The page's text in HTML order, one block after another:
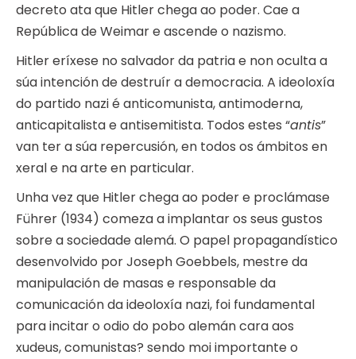
decreto ata que Hitler chega ao poder. Cae a
República de Weimar e ascende o nazismo.
Hitler eríxese no salvador da patria e non oculta a
súa intención de destruír a democracia. A ideoloxía
do partido nazi é anticomunista, antimoderna,
anticapitalista e antisemitista. Todos estes “antis”
van ter a súa repercusión, en todos os ámbitos en
xeral e na arte en particular.
Unha vez que Hitler chega ao poder e proclámase
Führer (1934) comeza a implantar os seus gustos
sobre a sociedade alemá. O papel propagandístico
desenvolvido por Joseph Goebbels, mestre da
manipulación de masas e responsable da
comunicación da ideoloxía nazi, foi fundamental
para incitar o odio do pobo alemán cara aos
xudeus, comunistas? sendo moi importante o